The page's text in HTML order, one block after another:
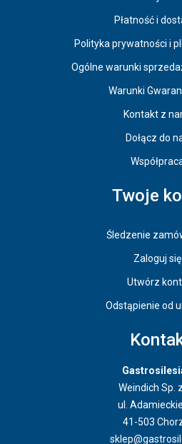
Płatność i
Polityka prywatności i
Ogólne warunki
Warunki
Kontakt z
Dołącz do
Twoje
Śledzenie
Zaloguj się
Utwórz
Odstąpienie od
Weindich Sp.
ul.
41-503